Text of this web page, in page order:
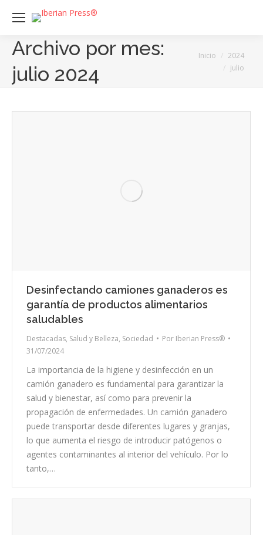
Archivo por mes:
julio 2024
Estás aquí:
Inicio
2024
julio
Desinfectando camiones ganaderos es
garantía de productos alimentarios
saludables
Destacadas, Salud y Belleza, Sociedad Por Iberian Press®
31/07/2024
La importancia de la higiene y desinfección en un
camión ganadero es fundamental para garantizar la
salud y bienestar, así como para prevenir la
propagación de enfermedades. Un camión ganadero
puede transportar desde diferentes lugares y granjas,
lo que aumenta el riesgo de introducir patógenos o
agentes contaminantes al interior del vehículo. Por lo
tanto,…